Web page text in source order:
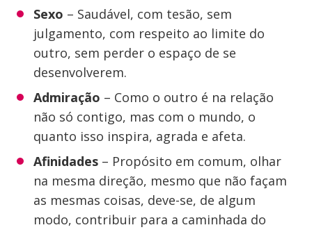
Sexo – Saudável, com tesão, sem
julgamento, com respeito ao limite do
outro, sem perder o espaço de se
desenvolverem.
Admiração – Como o outro é na relação
não só contigo, mas com o mundo, o
quanto isso inspira, agrada e afeta.
Afinidades – Propósito em comum, olhar
na mesma direção, mesmo que não façam
as mesmas coisas, deve-se, de algum
modo, contribuir para a caminhada do